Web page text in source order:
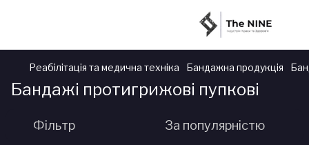
Реабілітація та медична техніка Бандажна продукція
Бандажі протигрижові пупкові
Фільтр За популярністю